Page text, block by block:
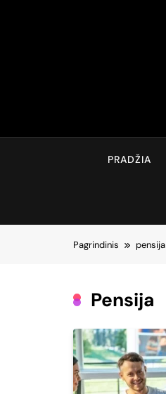
PRADŽIA
Pagrindinis pensija
Pensija